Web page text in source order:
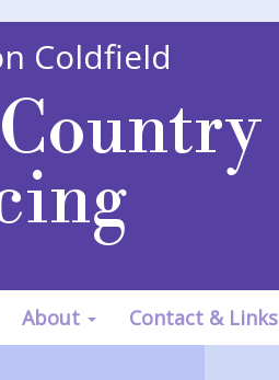
Coldfield
About Contact & Links